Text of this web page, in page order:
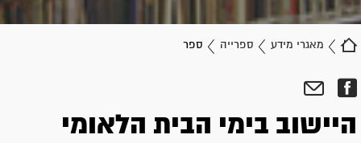
מאגרי מידע ספרייה ספר
היישוב בימי הבית הלאומי